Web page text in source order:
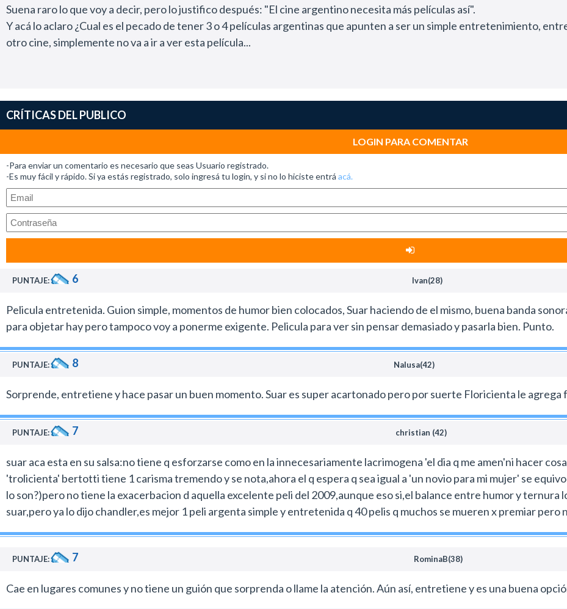
Suena raro lo que voy a decir, pero lo justifico después: "El cine argentino necesita más películas así".
Y acá lo aclaro ¿Cual es el pecado de tener 3 o 4 películas argentinas que apunten a ser un simple entretenimiento,
otro cine, simplemente no va a ir a ver esta película...
Pero esta película paga la entrada y punto. No saldremos a recomendarla a los cuatro vientos como Un novio... pero
CRÍTICAS DEL PUBLICO
LOGIN PARA COMENTAR
-Para enviar un comentario es necesario que seas Usuario registrado.
-Es muy fácil y rápido. Si ya estás registrado, solo ingresá tu login, y si no lo hiciste entrá acá.
PUNTAJE: 6 Ivan(28)
Pelicula entretenida. Guion simple, momentos de humor bien colocados, Suar haciendo de el mismo, buena banda
para objetar hay pero tampoco voy a ponerme exigente. Pelicula para ver sin pensar demasiado y pasarla bien. Punto.
PUNTAJE: 8 Nalusa(42)
Sorprende, entretiene y hace pasar un buen momento. Suar es super acartonado pero por suerte Floricienta le
PUNTAJE: 7 christian (42)
suar aca esta en su salsa:no tiene q esforzarse como en la innecesariamente lacrimogena 'el dia q me amen'ni hacer
'trolicienta' bertotti tiene 1 carisma tremendo y se nota,ahora el q espera q sea igual a 'un novio para mi mujer' se
lo son?)pero no tiene la exacerbacion d aquella excelente peli del 2009,aunque eso si,el balance entre humor y ternura
suar,pero ya lo dijo chandler,es mejor 1 peli argenta simple y entretenida q 40 pelis q muchos se mueren x premiar pero
PUNTAJE: 7 RominaB(38)
Cae en lugares comunes y no tiene un guión que sorprenda o llame la atención. Aún así, entretiene y es una buena